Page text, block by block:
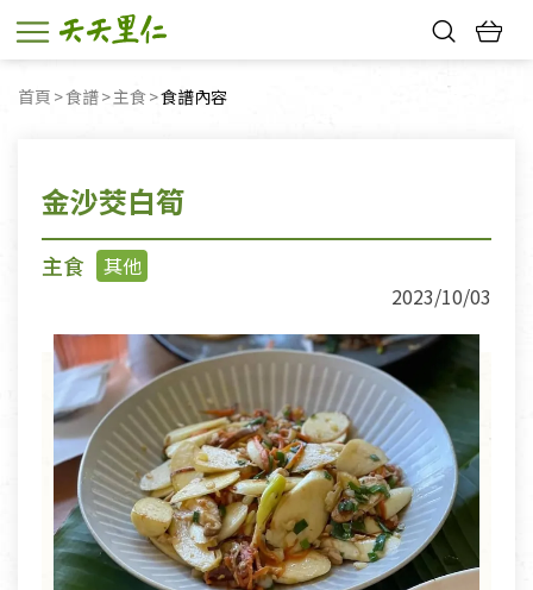
首頁 食譜 主食 目前頁面：
食譜內容
金沙茭白筍
主食
其他
2023/10/03